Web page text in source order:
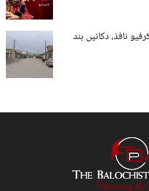
نافذ، دکانیں بند